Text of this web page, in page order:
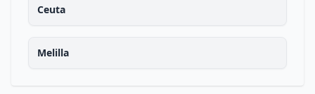
Ceuta
Melilla